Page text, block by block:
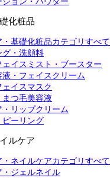
化粧品
・基礎化粧品カテゴリすべて
グ・洗顔料
イスミスト・ブースター
・フェイスクリーム
イスマスク
まつ毛美容液
・リップクリーム
ピーリング
ルケア
・ネイルケアカテゴリすべて
・ジェルネイル